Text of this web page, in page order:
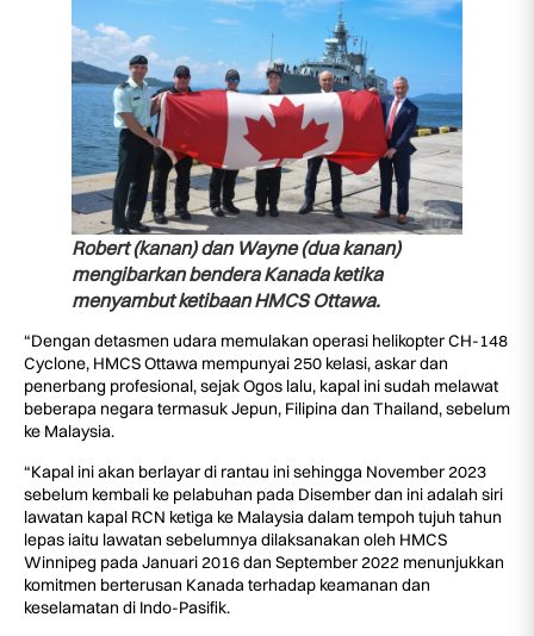
Robert (kanan) dan Wayne (dua kanan)
mengibarkan bendera Kanada ketika
menyambut ketibaan HMCS Ottawa.
“Dengan detasmen udara memulakan operasi helikopter CH-148
Cyclone, HMCS Ottawa mempunyai 250 kelasi, askar dan
penerbang profesional, sejak Ogos lalu, kapal ini sudah melawat
beberapa negara termasuk Jepun, Filipina dan Thailand, sebelum
ke Malaysia.
“Kapal ini akan berlayar di rantau ini sehingga November 2023
sebelum kembali ke pelabuhan pada Disember dan ini adalah siri
lawatan kapal RCN ketiga ke Malaysia dalam tempoh tujuh tahun
lepas iaitu lawatan sebelumnya dilaksanakan oleh HMCS
Winnipeg pada Januari 2016 dan September 2022 menunjukkan
komitmen berterusan Kanada terhadap keamanan dan
keselamatan di Indo-Pasifik.